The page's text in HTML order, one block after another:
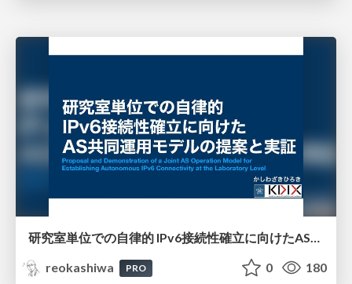
研究室単位での自律的 IPv6接続性確立に向けたAS共同運用モデルの提案と実証
reokashiwa
PRO 0 180